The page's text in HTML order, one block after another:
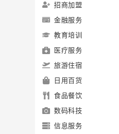
招商加盟
金融服务
教育培训
医疗服务
旅游住宿
日用百货
食品餐饮
数码科技
信息服务